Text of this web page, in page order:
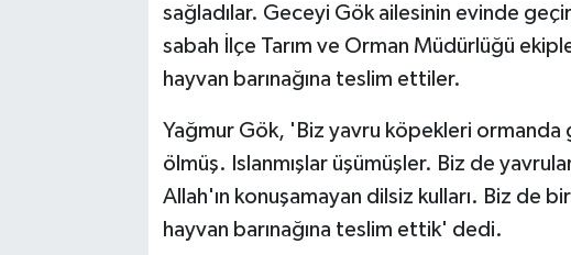
sağladılar. Geceyi Gök ailesinin evinde
sabah İlçe Tarım ve Orman Müdürlüğü
hayvan barınağına teslim ettiler.
Yağmur Gök, 'Biz yavru köpekleri ormanda
ölmüş. Islanmışlar üşümüşler. Biz de
Allah'ın konuşamayan dilsiz kulları. Biz de
hayvan barınağına teslim ettik' dedi.